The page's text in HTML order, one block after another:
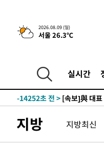
2026.08.09 (일)
서울 26.3℃
실시간
10시간 전 >[속보]뉴욕증시
한민수·김용 순
-14970초 전 >
[속보]김민
청래 44.56%
-14252초 전 >[속보]與 대
42.08%·宋 10.17%
-13786초 전 > 이강인 "아틀
-13721초 전 >
-7495초 전 >
낮 최고 35도
-6765초 전 >[속보]이강인 "
지방 지방최신